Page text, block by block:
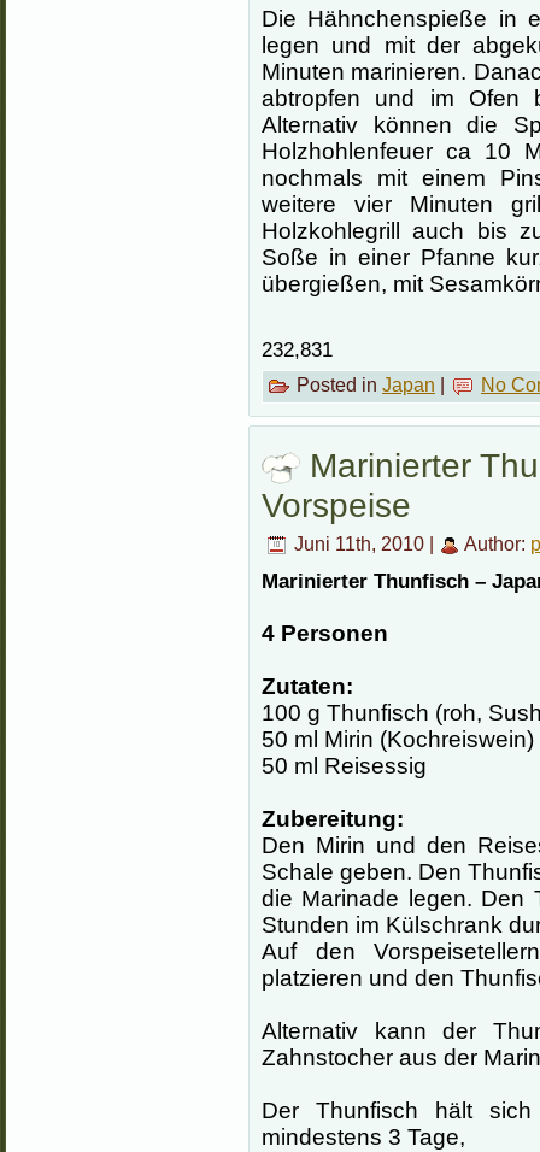
Die Hähnchenspieße in
legen und mit der
Minuten marinieren.
abtropfen und im Ofen
Alternativ können die
Holzhohlenfeuer ca 10
nochmals mit einem
weitere vier Minuten
Holzkohlegrill auch bis
Soße in einer Pfanne
übergießen, mit
232,831
Posted in Japan No
Marinierter
Vorspeise
Juni 11th, 2010 | Author:
Marinierter Thunfisch –
4 Personen
Zutaten:
100 g Thunfisch (roh,
50 ml Mirin (Kochreiswein)
50 ml Reisessig
Zubereitung:
Den Mirin und den
Schale geben. Den
die Marinade legen. Den
Stunden im Külschrank
Auf den
platzieren und den
Alternativ kann der
Zahnstocher aus der
Der Thunfisch hält
mindestens 3 Tage,